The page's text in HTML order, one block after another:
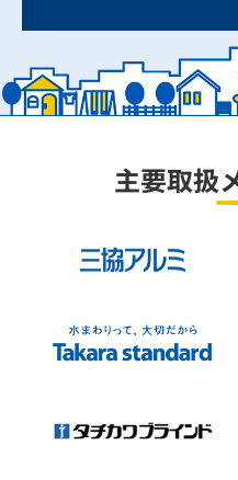
主要取扱